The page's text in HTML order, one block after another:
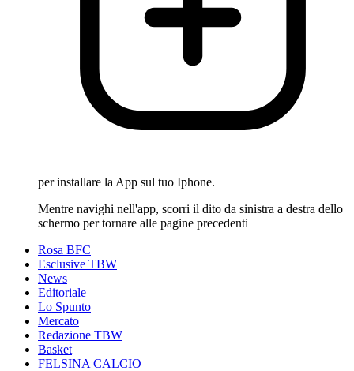
per installare la App sul tuo Iphone.
Mentre navighi nell'app, scorri il dito da sinistra a destra dello
schermo per tornare alle pagine precedenti
Rosa BFC
Esclusive TBW
News
Editoriale
Lo Spunto
Mercato
Redazione TBW
Basket
FELSINA CALCIO